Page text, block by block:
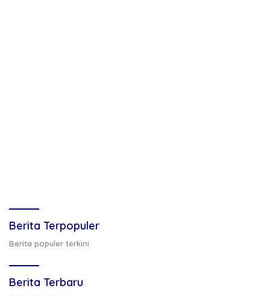
Berita Terpopuler
Berita populer terkini
Berita Terbaru